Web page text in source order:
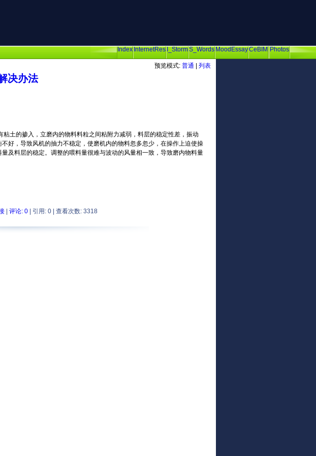
Index InternetRes I_StormS_Words MoodEssayCeBIM Photos
预览模式: 普通 列表
决办法
的掺入，立磨内的物料料粒之间粘附力减弱，料层的稳定性差，振动
好，导致风机的抽力不稳定，使磨机内的物料忽多忽少，在操作上迫使操
及料层的稳定。调整的喂料量很难与波动的风量相一致，导致磨内物料量
。
评论: 0 | 引用: 0 | 查看次数: 3318